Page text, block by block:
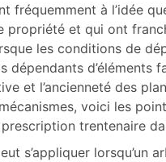
fréquemment à l’idée
propriété et qui ont
les conditions de
dépendants d’éléments
et l’ancienneté des
voici les
trentenaire
s’appliquer lorsqu’un